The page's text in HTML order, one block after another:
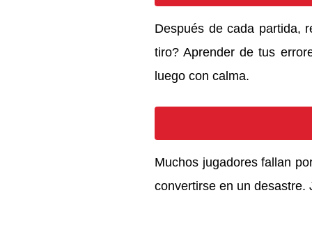
Después de cada partida,
tiro? Aprender de tus
luego con calma.
Muchos jugadores fallan
convertirse en un desastre.